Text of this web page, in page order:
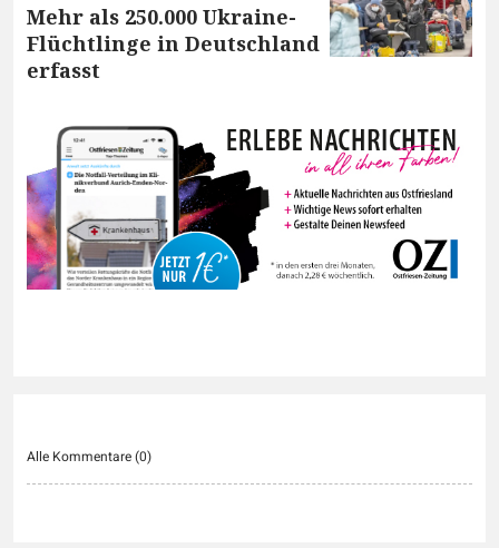
Mehr als 250.000 Ukraine-
Flüchtlinge in Deutschland
erfasst
Alle Kommentare (0)